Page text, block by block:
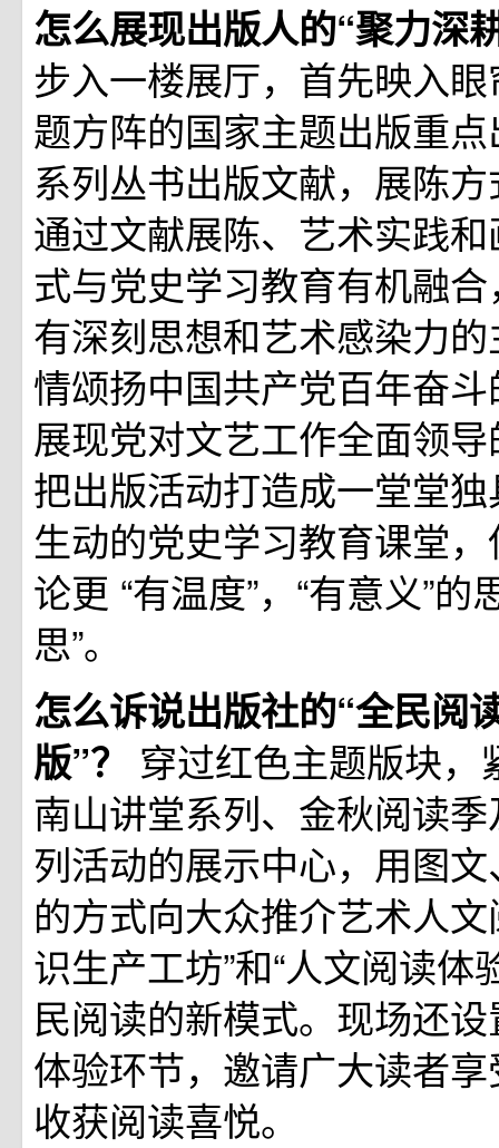
怎么展现出版人的“聚力深
步入一楼展厅，首先映入
题方阵的国家主题出版重点
系列丛书出版文献，展陈
通过文献展陈、艺术实践
式与党史学习教育有机融
有深刻思想和艺术感染力
情颂扬中国共产党百年奋
展现党对文艺工作全面领
把出版活动打造成一堂堂
生动的党史学习教育课堂，
论更 “有温度”，“有意义”的
思”。
怎么诉说出版社的“全民阅
版”？ 穿过红色主题版块，
南山讲堂系列、金秋阅读
列活动的展示中心，用图
的方式向大众推介艺术人
识生产工坊”和“人文阅读体
民阅读的新模式。现场还
体验环节，邀请广大读者
收获阅读喜悦。